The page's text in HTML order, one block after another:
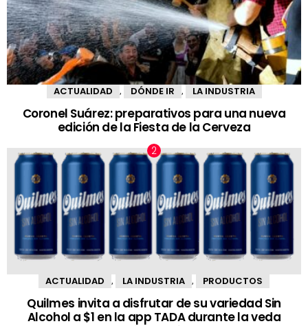
ACTUALIDAD DÓNDE IR LA INDUSTRIA
Coronel Suárez: preparativos para una nueva
edición de la Fiesta de la Cerveza
ACTUALIDAD , LA INDUSTRIA , PRODUCTOS
Quilmes invita a disfrutar de su variedad Sin
Alcohol a $1 en la app TADA durante la veda